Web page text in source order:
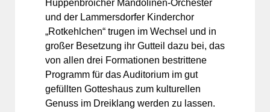
Huppenbroicher Mandolinen-Orchester
und der Lammersdorfer Kinderchor
„Rotkehlchen“ trugen im Wechsel und in
großer Besetzung ihr Gutteil dazu bei, das
von allen drei Formationen bestrittene
Programm für das Auditorium im gut
gefüllten Gotteshaus zum kulturellen
Genuss im Dreiklang werden zu lassen.